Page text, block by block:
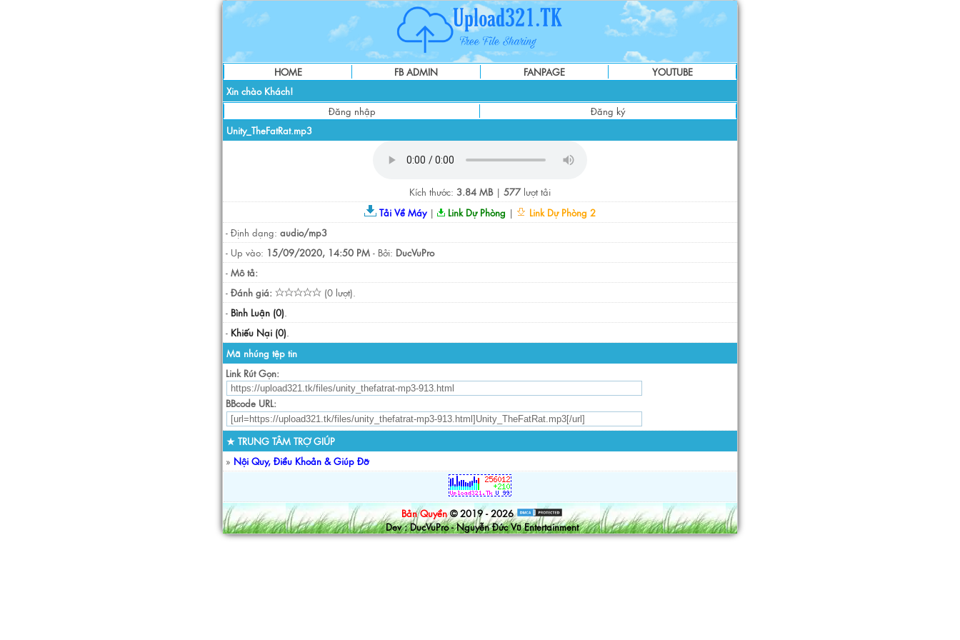
HOME FB ADMIN FANPAGE
YOUTUBE
Xin chào Khách!
Đăng nhập
Đăng ký
Unity_TheFatRat.mp3
Kích thước: 3.84 MB| 577lượt tải
Tải Về Máy| Link Dự Phòng |
Link Dự Phòng 2
- Định dạng: audio/mp3
- Up vào: 15/09/2020, 14:50 PM - Bởi: DucVuPro
- Mô tả:
- Đánh giá:
(0 lượt).
- Bình Luận (0).
- Khiếu Nại (0).
Mã nhúng tệp tin
Link Rút Gọn:
BBcode URL:
★ TRUNG TÂM TRỢ GIÚP
» Nội Quy, Điều Khoản & Giúp Đỡ
Bản Quyền © 2019 - 2026
Dev : DucVuPro - Nguyễn Đức Vũ Entertainment